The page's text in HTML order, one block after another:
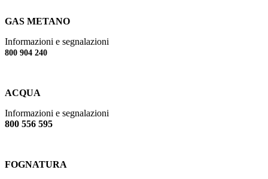
GAS METANO
Informazioni e segnalazioni
800 904 240
ACQUA
Informazioni e segnalazioni
800 556 595
FOGNATURA